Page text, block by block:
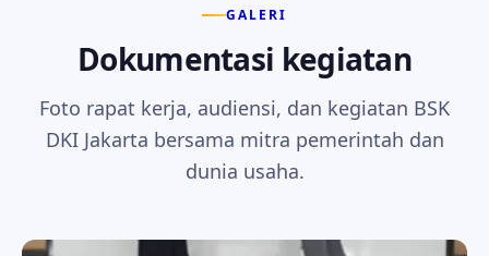
GALERI
Dokumentasi kegiatan
Foto rapat kerja, audiensi, dan kegiatan BSK
DKI Jakarta bersama mitra pemerintah dan
dunia usaha.